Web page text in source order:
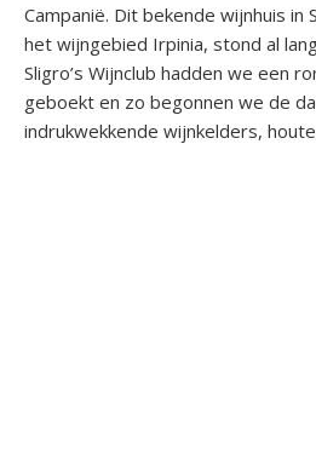
Campanië. Dit bekende wijnhuis in
het wijngebied Irpinia, stond al
Sligro’s Wijnclub hadden we een
geboekt en zo begonnen we de
indrukwekkende wijnkelders,